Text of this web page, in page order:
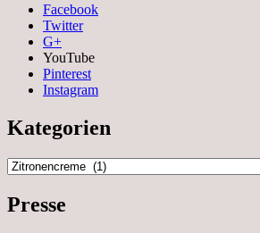
Facebook
Twitter
G+
YouTube
Pinterest
Instagram
Kategorien
Kategorien
Presse